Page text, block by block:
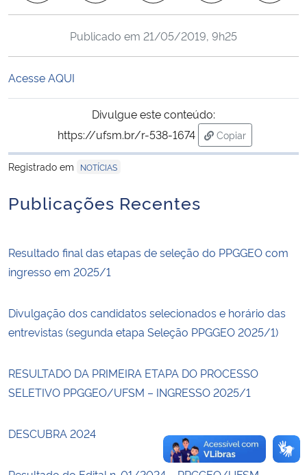
Ministério de Minas e Energia
Ministério da Ciência, Tecnologia, Inovações e Comunicações
Ministério do Meio Ambiente
Controladoria-Geral da União
Secretaria-Geral
Secretaria de Governo
Publicado em 21/05/2019, 9h25
Acesse AQUI
Divulgue este conteúdo:
https://ufsm.br/r-538-1674
Copiar
para área de
Registrado em
NOTÍCIAS
Publicações Recentes
Resultado final das etapas de seleção do PPGGEO com
ingresso em 2025/1
Divulgação dos candidatos selecionados e horário das
entrevistas (segunda etapa Seleção PPGGEO 2025/1)
RESULTADO DA PRIMEIRA ETAPA DO PROCESSO
SELETIVO PPGGEO/UFSM – INGRESSO 2025/1
DESCUBRA 2024